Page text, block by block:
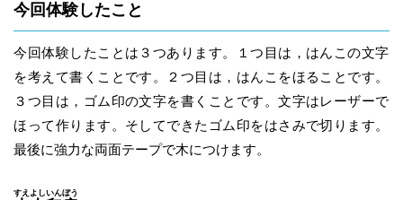
今回体験したこと
今回体験したことは３つあります。１つ目は，はんこの文字
を考えて書くことです。２つ目は，はんこをほることです。
３つ目は，ゴム印の文字を書くことです。文字はレーザーで
ほって作ります。そしてできたゴム印をはさみで切ります。
最後に強力な両面テープで木につけます。
すえ よしいんぼう